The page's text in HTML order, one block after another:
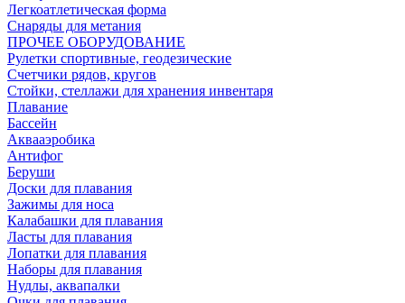
Легкоатлетическая форма
Снаряды для метания
ПРОЧЕЕ ОБОРУДОВАНИЕ
Рулетки спортивные, геодезические
Счетчики рядов, кругов
Стойки, стеллажи для хранения инвентаря
Плавание
Бассейн
Аквааэробика
Антифог
Беруши
Доски для плавания
Зажимы для носа
Калабашки для плавания
Ласты для плавания
Лопатки для плавания
Наборы для плавания
Нудлы, аквапалки